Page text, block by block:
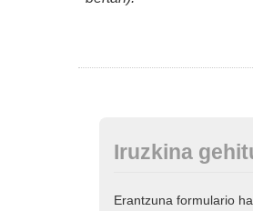
Iruzkina
Erantzuna formulario